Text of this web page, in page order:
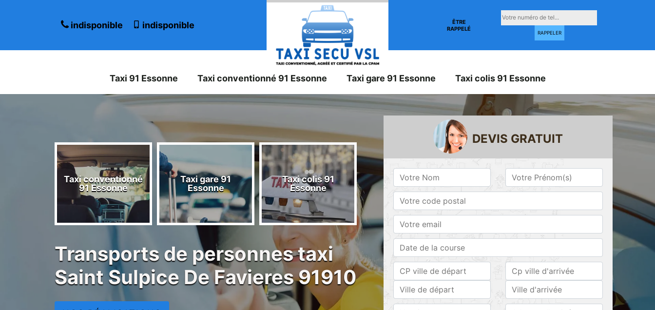
indisponible indisponible
ÊTRE
RAPPELÉ
Taxi 91 Essonne Taxi conventionné 91 Essonne Taxi gare 91 Essonne Taxi colis 91 Essonne
Taxi conventionné
91 Essonne
Taxi gare 91
Essonne
Taxi colis 91
Essonne
Taxi 91 Essonne
Taxi conventionné
91 Essonne
Essonne
Transports de personnes taxi
Saint Sulpice De Favieres 91910
DEVIS GRATUIT